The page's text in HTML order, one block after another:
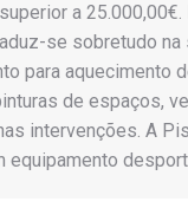
a 25.000,00€.
se sobretudo
para aquecimento
de espaços,
intervenções. A
equipamento